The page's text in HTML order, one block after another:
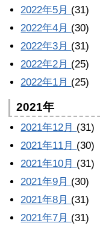
2022年5月 (31)
2022年4月 (30)
2022年3月 (31)
2022年2月 (25)
2022年1月 (25)
2021年
2021年12月 (31)
2021年11月 (30)
2021年10月 (31)
2021年9月 (30)
2021年8月 (31)
2021年7月 (31)